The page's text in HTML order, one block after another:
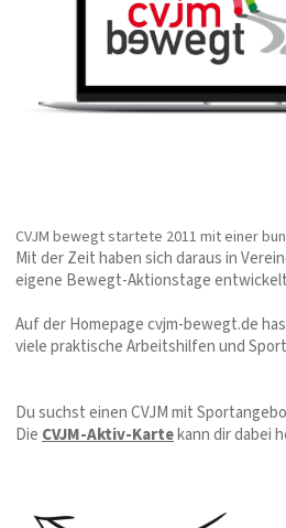
CVJM bewegt startete 2011 mit einer
Mit der Zeit haben sich daraus in
eigene Bewegt-Aktionstage
Auf der Homepage cvjm-bewegt.de
viele praktische Arbeitshilfen und
Du suchst einen CVJM mit
Die CVJM-Aktiv-Kartekann dir dabei